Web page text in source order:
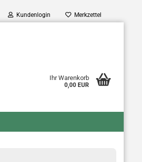
Kundenlogin Merkzettel
Ihr Warenkorb
0,00 EUR